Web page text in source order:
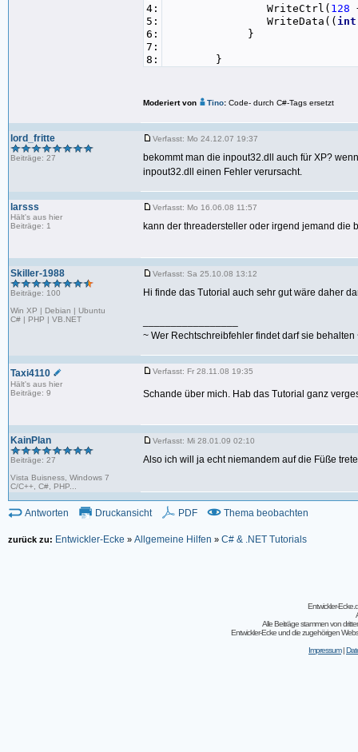
4:
5:
6:
7:
8:
WriteCtrl( 128
WriteData(( int
}
}
Moderiert von Tino: Code- durch C#-Tags ersetzt
lord_fritte
Beiträge: 27
Verfasst: Mo 24.12.07 19:37
bekommt man die inpout32.dll auch für XP?
inpout32.dll einen Fehler verursacht.
larsss
Hält's aus hier
Beiträge: 1
Verfasst: Mo 16.06.08 11:57
kann der threadersteller oder irgend jemand die
Skiller-1988
Beiträge: 100
Win XP | Debian | Ubuntu
C# | PHP | VB.NET
Verfasst: Sa 25.10.08 13:12
Hi finde das Tutorial auch sehr gut wäre daher
~ Wer Rechtschreibfehler findet darf sie behalten
Taxi4110
Hält's aus hier
Beiträge: 9
Verfasst: Fr 28.11.08 19:35
Schande über mich. Hab das Tutorial ganz
KainPlan
Beiträge: 27
Vista Buisness, Windows 7
C/C++, C#, PHP...
Verfasst: Mi 28.01.09 02:10
Also ich will ja echt niemandem auf die Füße
Antworten Druckansicht PDF Thema beobachten
zurück zu: Entwickler-Ecke » Allgemeine Hilfen » C# & .NET Tutorials
Entwickler-
Alle Beiträge stammen von
Entwickler-Ecke und die zugehörigen
Impressum|